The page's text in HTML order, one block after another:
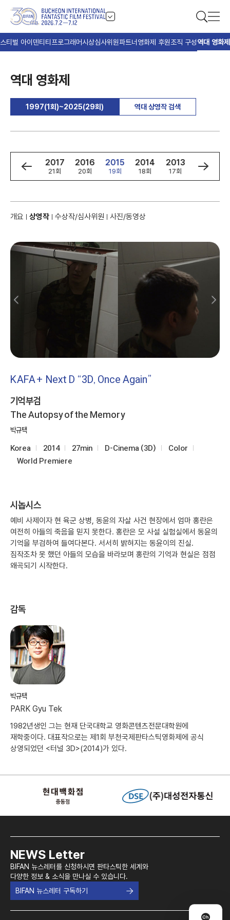
티벌 아이덴티티 프로그래머시상심사위원파트너 영화제 후원조직 구성역대 영화제
역대 영화제
1997(1회)~2025(29회) 역대 상영작 검색
2018
22회
2017
21회
2016
20회
2015
19회
2014
18회
2013
17회
2012
16회
개요 상영작 수상작/심사위원 사진/동영상
KAFA+ Next D “3D, Once Again”
기억부검
The Autopsy of the Memory
박규택
Korea 2014 27min D-Cinema (3D)
Color
World Premiere
시놉시스
예비 사제이자 현 육군 상병, 동윤의 자살 사건 현장에서 엄마 홍란은
여전히 아들의 죽음을 믿지 못한다. 홍란은 모 사설 실험실에서 동윤의
기억을 부검하여 들여다본다. 서서히 밝혀지는 동윤이의 진실.
짐작조차 못 했던 아들의 모습을 바라보며 홍란의 기억과 현실은 점점
왜곡되기 시작한다.
감독
박규택
PARK Gyu Tek
1982년생인 그는 현재 단국대학교 영화콘텐츠전문대학원에
재학중이다. 대표작으로는 제1회 부천국제판타스틱영화제에 공식
상영되었던 <터널 3D>(2014)가 있다.
NEWS Letter
BIFAN 뉴스레터를 신청하시면 판타스틱한 세계와
다양한 정보 & 소식을 만나실 수 있습니다.
BIFAN 뉴스레터 구독하기